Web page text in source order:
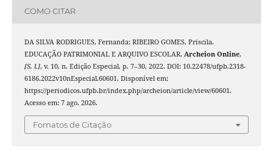
COMO CITAR
DA SILVA RODRIGUES, Fernanda; RIBEIRO GOMES, Priscila.
EDUCAÇÃO PATRIMONIAL E ARQUIVO ESCOLAR. Archeion Online,
[S. l.], v. 10, n. Edição Especial, p. 7–30, 2022. DOI: 10.22478/ufpb.2318-
6186.2022v10nEspecial.60601. Disponível em:
https://periodicos.ufpb.br/index.php/archeion/article/view/60601.
Acesso em: 7 ago. 2026.
Fomatos de Citação